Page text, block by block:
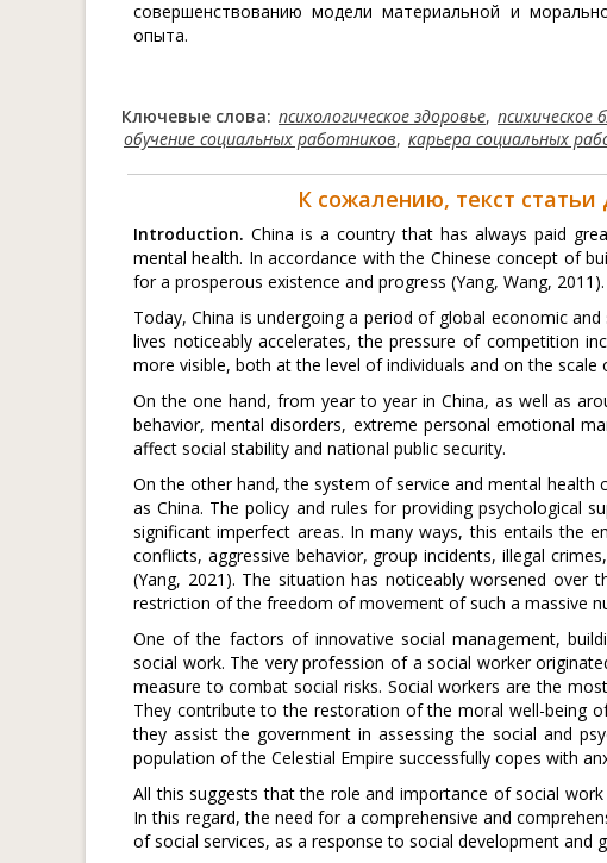
совершенствованию модели материальной и
опыта.
Ключевые слова: психологическое здоровье, психическое
обучение социальных работников, карьера социальных
К сожалению, текст
Introduction. China is a country that has always paid
mental health. In accordance with the Chinese concept of
for a prosperous existence and progress (Yang, Wang, 2011).
Today, China is undergoing a period of global economic
lives noticeably accelerates, the pressure of competition
more visible, both at the level of individuals and on the scale
On the one hand, from year to year in China, as well as
behavior, mental disorders, extreme personal emotional
affect social stability and national public security.
On the other hand, the system of service and mental health
as China. The policy and rules for providing psychological
significant imperfect areas. In many ways, this entails the
conflicts, aggressive behavior, group incidents, illegal
(Yang, 2021). The situation has noticeably worsened
restriction of the freedom of movement of such a massive
One of the factors of innovative social management,
social work. The very profession of a social worker
measure to combat social risks. Social workers are the
They contribute to the restoration of the moral well-being
they assist the government in assessing the social and
population of the Celestial Empire successfully copes with
All this suggests that the role and importance of social
In this regard, the need for a comprehensive and
of social services, as a response to social development and